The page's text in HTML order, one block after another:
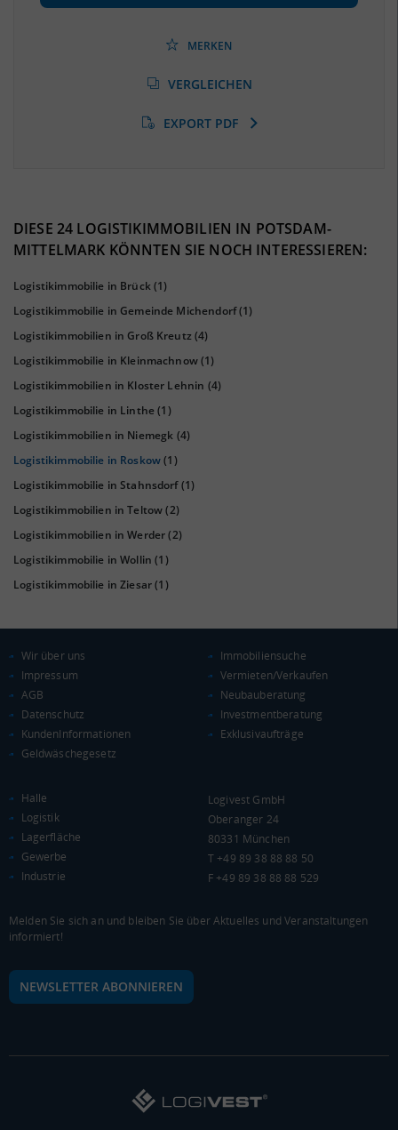
(Landkreis / Kreisfreie Stadt)
(Stand: 01/2020)
40%
Euro pro Kopf
Kaufkraftindex
KAUFKRAFT - EURO PRO KOPF
0 €
20.099 €
WIRTSCHAFTSKRAFT (STAND: 2018)
(LANDKREIS / KREISFREIE STADT)
Gesamt BIP je Erwerbstätigen BIP je Einwohner
5.416.202 Tsd. €
BRUTTOWERTSCHÖPFUNG
(LANDKREIS / KREISFREIE STADT)
Gesamt Produzierendes Gewerbe
4.878.431 Tsd. € 547.637 Tsd. €
BRUTTOWERTSCHÖPFUNG (DURCHSCHNITT)
Produzierendes Gewerbe
MERKEN
VERGLEICHEN
EXPORT PDF
DIESE 24 LOGISTIKIMMOBILIEN IN POTSDAM-
MITTELMARK KÖNNTEN SIE NOCH INTERESSIEREN:
Logistikimmobilie in Brück(1)
Logistikimmobilie in Gemeinde Michendorf(1)
Logistikimmobilien in Groß Kreutz(4)
Logistikimmobilie in Kleinmachnow(1)
Logistikimmobilien in Kloster Lehnin (4)
Logistikimmobilie in Linthe(1)
Logistikimmobilien in Niemegk (4)
Logistikimmobilie in Roskow(1)
Logistikimmobilie in Stahnsdorf(1)
Logistikimmobilien in Teltow(2)
Logistikimmobilien in Werder(2)
Logistikimmobilie in Wollin (1)
Logistikimmobilie in Ziesar(1)
Wir über uns
Impressum
AGB
Datenschutz
KundenInformationen
Geldwäschegesetz
Immobiliensuche
Vermieten/Verkaufen
Neubauberatung
Investmentberatung
Exklusivaufträge
Halle
Logistik
Lagerfläche
Gewerbe
Industrie
Logivest GmbH
Oberanger 24
80331 München
T +49 89 38 88 88 50
F +49 89 38 88 88 529
Melden Sie sich an und bleiben Sie über Aktuelles und Veranstaltungen
informiert!
NEWSLETTER ABONNIEREN